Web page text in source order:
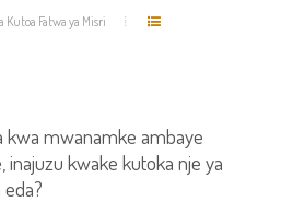
Kutoa Fatwa ya Misri
kwa mwanamke ambaye
kwake kutoka nje ya